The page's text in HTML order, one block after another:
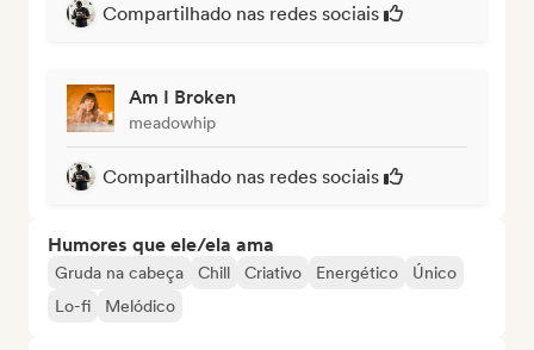
Compartilhado nas redes sociais
Am I Broken
meadowhip
Compartilhado nas redes sociais
Humores que ele/ela ama
Gruda na cabeça Chill Criativo Energético
Único
Lo-fi
Melódico